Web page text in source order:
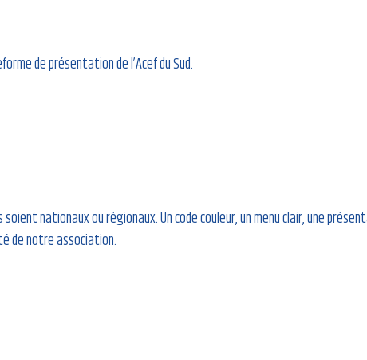
de présentation de l’Acef du Sud.
nationaux ou régionaux. Un code couleur, un menu clair, une
de notre association.